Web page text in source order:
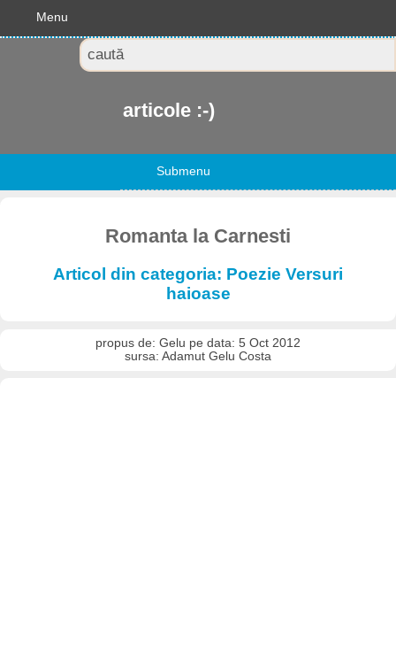
Menu
articole :-)
Submenu
Romanta la Carnesti
Articol din categoria: Poezie Versuri
haioase
propus de: Gelu pe data: 5 Oct 2012
sursa: Adamut Gelu Costa